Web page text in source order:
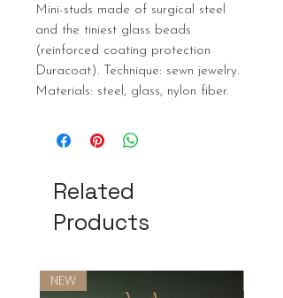
Mini-studs made of surgical steel
and the tiniest glass beads
(reinforced coating protection
Duracoat). Technique: sewn jewelry.
Materials: steel, glass, nylon fiber.
Related
Products
NEW